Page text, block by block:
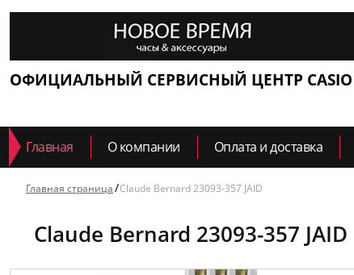
ОФИЦИАЛЬНЫЙ СЕРВИСНЫЙ ЦЕНТР CASIO
Главная О компании Оплата и доставка
Главная страница Claude Bernard 23093-357 JAID
Claude Bernard 23093-357 JAID